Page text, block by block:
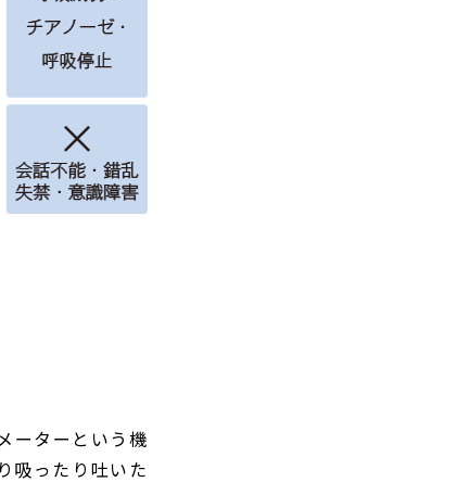
ーターという機
吸ったり吐いた